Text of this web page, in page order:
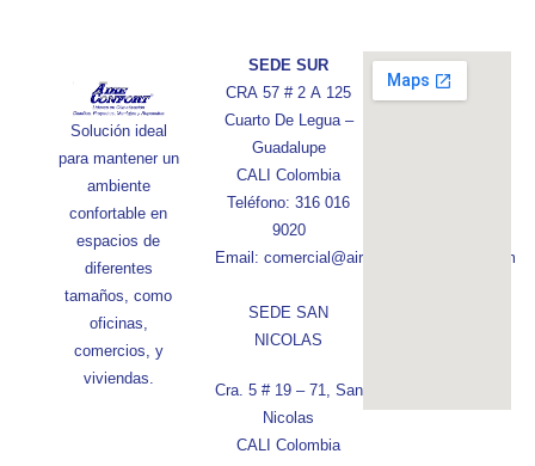
Solución ideal
para mantener un
ambiente
confortable en
espacios de
diferentes
tamaños, como
oficinas,
comercios, y
viviendas.
SEDE SUR
CRA 57 # 2 A 125
Cuarto De Legua –
Guadalupe
CALI Colombia
Teléfono: 316 016
9020
Email: comercial@aireconfortcolombia.com
SEDE SAN
NICOLAS
Cra. 5 # 19 – 71, San
Nicolas
CALI Colombia